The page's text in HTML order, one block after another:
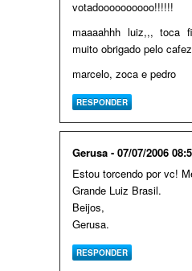
votadoooooooooo!!!!!!
maaaahhh luiz,,, toca
muito obrigado pelo
marcelo, zoca e pedro
RESPONDER
Gerusa - 07/07/2006
Estou torcendo por vc!
Grande Luiz Brasil.
Beijos,
Gerusa.
RESPONDER